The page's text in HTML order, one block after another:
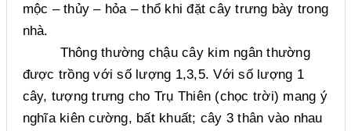
mộc – thủy – hỏa – thổ khi đặt cây trưng bày trong
nhà.
Thông thường chậu cây kim ngân thường
được trồng với số lượng 1,3,5. Với số lượng 1
cây, tượng trưng cho Trụ Thiên (chọc trời) mang ý
nghĩa kiên cường, bất khuất; cây 3 thân vào nhau